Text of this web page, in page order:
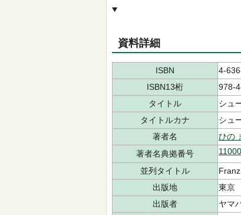
資料詳細
ISBN
4-
ISBN13桁
978-
タイトル
シュ
タイトルカナ
シュ
著者名
ひの
著者名典拠番号
並列タイトル
出版地
東京
出版者
ヤマ